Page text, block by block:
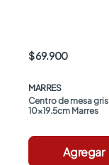
$ 69.900
MARRES
Centro de mesa gris
10x19.5cm Marres
Agregar